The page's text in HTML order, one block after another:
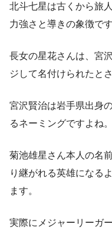
北斗七星は古くから旅
力強さと導きの象徴です
長女の星花さんは、宮
ジして名付けられたと
宮沢賢治は岩手県出身
るネーミングですよね。
菊池雄星さん本人の名
り継がれる英雄になる
ます。
実際にメジャーリーガ